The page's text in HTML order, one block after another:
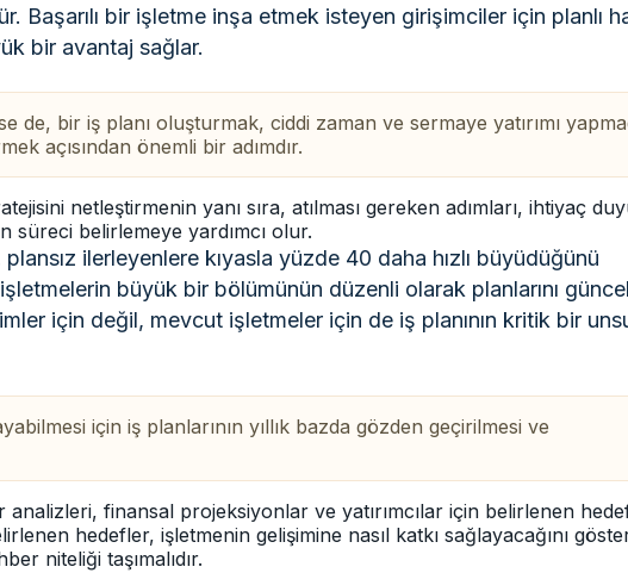
Başarılı bir işletme inşa etmek isteyen girişimciler için planlı
bir avantaj sağlar.
de, bir iş planı oluşturmak, ciddi zaman ve sermaye yatırımı
açısından önemli bir adımdır.
netleştirmenin yanı sıra, atılması gereken adımları, ihtiyaç
süreci belirlemeye yardımcı olur.
ilerleyenlere kıyasla yüzde 40 daha hızlı büyüdüğünü
büyük bir bölümünün düzenli olarak planlarını
için değil, mevcut işletmeler için de iş planının kritik bir
için iş planlarının yıllık bazda gözden geçirilmesi ve
analizleri, finansal projeksiyonlar ve yatırımcılar için belirlenen
hedefler, işletmenin gelişimine nasıl katkı sağlayacağını
niteliği taşımalıdır.